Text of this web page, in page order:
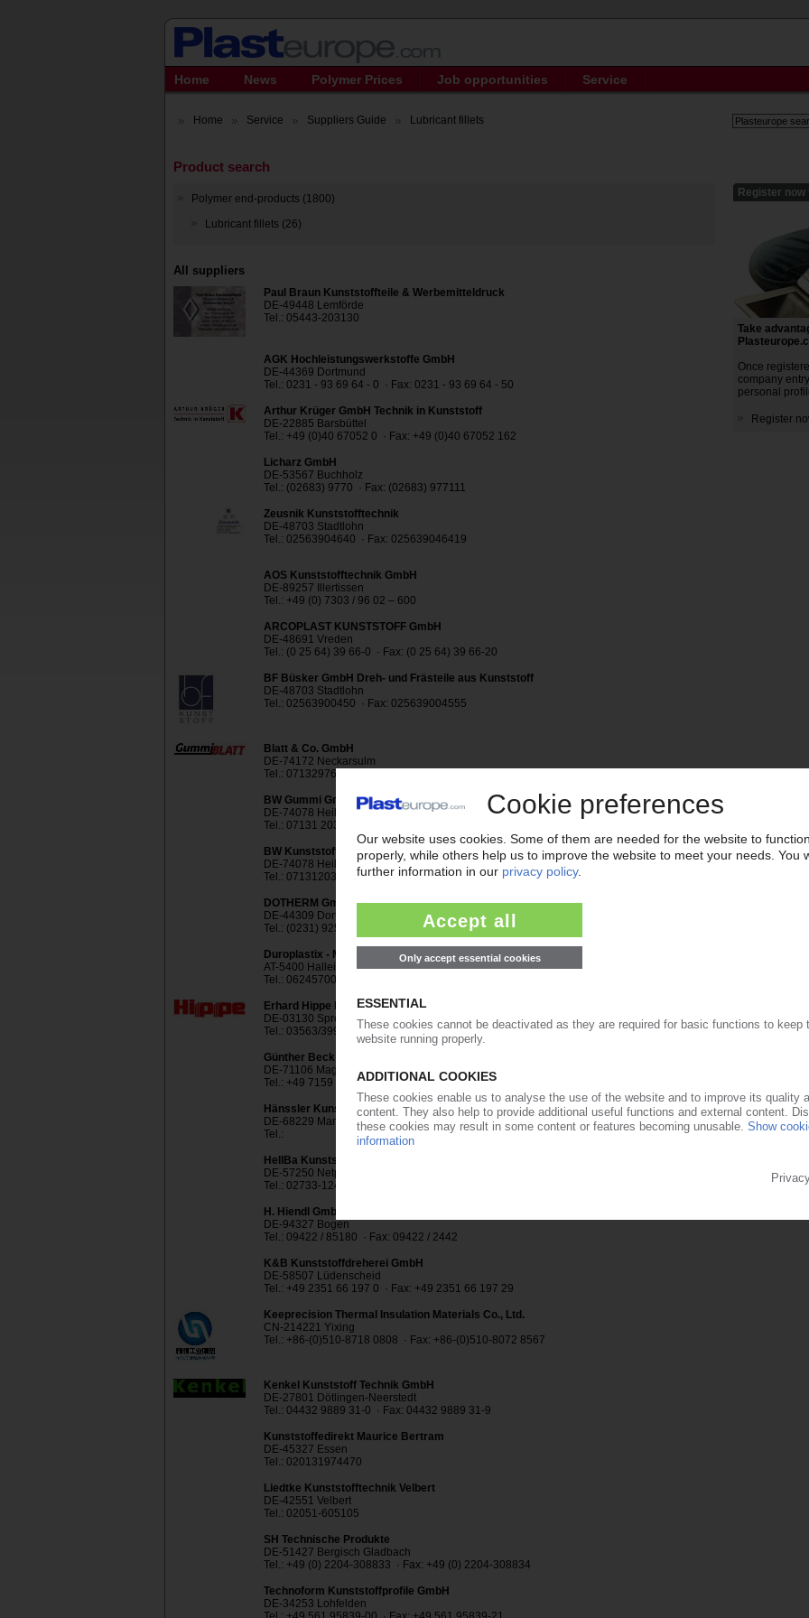
Home News Polymer Prices Job opportunities Service
Home Service Suppliers Guide Lubricant fillets
Product search
Polymer end-products (1800)
Lubricant fillets (26)
All suppliers
Paul Braun Kunststoffteile & Werbemitteldruck
DE-49448 Lemförde
Tel.: 05443-203130
AGK Hochleistungswerkstoffe GmbH
DE-44369 Dortmund
Tel.: 0231 - 93 69 64 - 0 · Fax: 0231 - 93 69 64 - 50
Arthur Krüger GmbH Technik in Kunststoff
DE-22885 Barsbüttel
Tel.: +49 (0)40 67052 0 · Fax: +49 (0)40 67052 162
Licharz GmbH
DE-53567 Buchholz
Tel.: (02683) 9770 · Fax: (02683) 977111
Zeusnik Kunststofftechnik
DE-48703 Stadtlohn
Tel.: 02563904640 · Fax: 025639046419
AOS Kunststofftechnik GmbH
DE-89257 Illertissen
Tel.: +49 (0) 7303 / 96 02 – 600
ARCOPLAST KUNSTSTOFF GmbH
DE-48691 Vreden
Tel.: (0 25 64) 39 66-0 · Fax: (0 25 64) 39 66-20
BF Büsker GmbH Dreh- und Frästeile aus Kunststoff
DE-48703 Stadtlohn
Tel.: 02563900450 · Fax: 025639004555
Blatt & Co. GmbH
DE-74172 Neckarsulm
Tel.: 07132976 10 · Fax: 07132 5886
BW Gummi GmbH
DE-74078 Heilbronn
Tel.: 07131 2032060
BW Kunststoffe e.K. Mehmet Öksüz
DE-74078 Heilbronn
Tel.: 071312032350 · Fax: 071312032061
DOTHERM GmbH & Co. KG
DE-44309 Dortmund
Tel.: (0231) 925 000 - 0 · Fax: (0231) 925 000 - 80
Duroplastix - Mertl Kunststoffe GmbH
AT-5400 Hallein
Tel.: 0624570000
Erhard Hippe KG
DE-03130 Spremberg
Tel.: 03563/3999-0 · Fax: 03563/3999-99
Günther Beck Technische Kunststoffteile + Formenbau
DE-71106 Magstadt
Tel.: +49 7159 43189 · Fax: +49 7159 44489
Hänssler Kunststoff- und Dichtungstechnik GmbH
DE-68229 Mannheim
Tel.:
HellBa Kunststoffe GmbH
DE-57250 Netphen
Tel.: 02733-124849-0 · Fax: 02733-124849-20
H. Hiendl GmbH & Co. KG Kunststofftechnik
DE-94327 Bogen
Tel.: 09422 / 85180 · Fax: 09422 / 2442
K&B Kunststoffdreherei GmbH
DE-58507 Lüdenscheid
Tel.: +49 2351 66 197 0 · Fax: +49 2351 66 197 29
Keeprecision Thermal Insulation Materials Co., Ltd.
CN-214221 Yixing
Tel.: +86-(0)510-8718 0808 · Fax: +86-(0)510-8072 8567
Kenkel Kunststoff Technik GmbH
DE-27801 Dötlingen-Neerstedt
Tel.: 04432 9889 31-0 · Fax: 04432 9889 31-9
Kunststoffedirekt Maurice Bertram
DE-45327 Essen
Tel.: 020131974470
Liedtke Kunststofftechnik Velbert
DE-42551 Velbert
Tel.: 02051-605105
SH Technische Produkte
DE-51427 Bergisch Gladbach
Tel.: +49 (0) 2204-308833 · Fax: +49 (0) 2204-308834
Technoform Kunststoffprofile GmbH
DE-34253 Lohfelden
Register
Take
Once
company
personal
Register